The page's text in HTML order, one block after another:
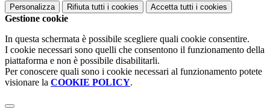
Personalizza Rifiuta tutti i cookies Accetta tutti i cookies
Gestione cookie
In questa schermata è possibile scegliere quali cookie consentire.
I cookie necessari sono quelli che consentono il funzionamento della
piattaforma e non è possibile disabilitarli.
Per conoscere quali sono i cookie necessari al funzionamento potete
visionare la COOKIE POLICY.